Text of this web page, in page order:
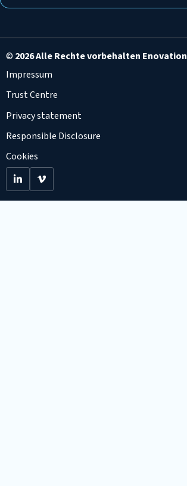
© 2026 Alle Rechte vorbehalten Enovation
Impressum
Trust Centre
Privacy statement
Responsible Disclosure
Cookies
Go
to
Go
to